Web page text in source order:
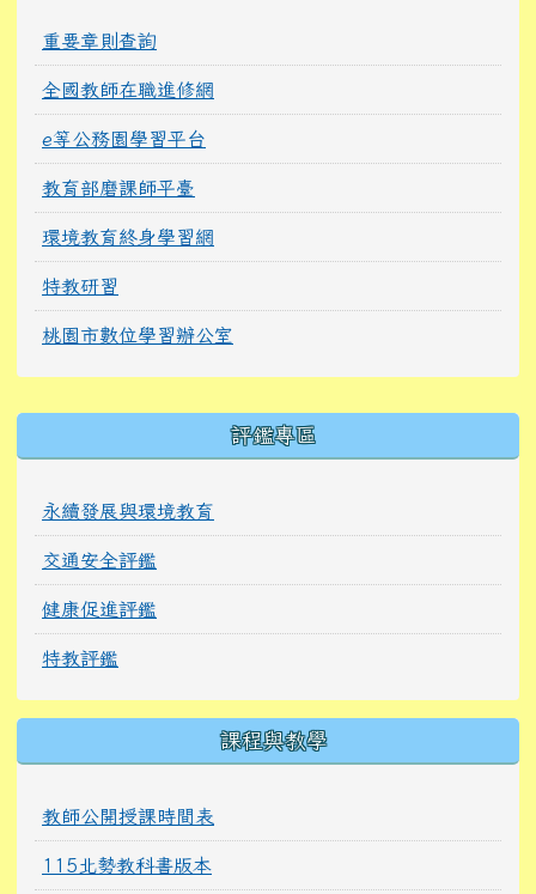
重要章則查詢
全國教師在職進修網
e等公務園學習平台
教育部磨課師平臺
環境教育終身學習網
特教研習
桃園市數位學習辦公室
評鑑專區
永續發展與環境教育
交通安全評鑑
健康促進評鑑
特教評鑑
課程與教學
教師公開授課時間表
115北勢教科書版本